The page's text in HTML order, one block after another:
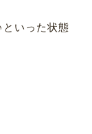
いった状態